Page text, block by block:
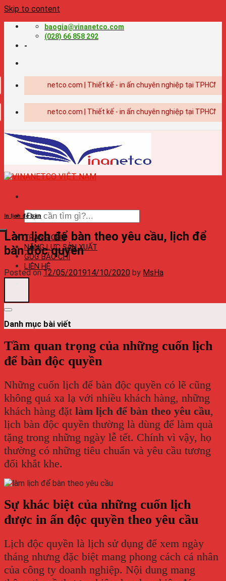
Skip to content
baogia@vinanetco.com
(028) 66 858 292
-
| Thiết kế - in ấn chuyên nghiệp tại TPHCM
| Thiết kế - in ấn chuyên nghiệp tại TPHCM
TRANG CHỦ
NĂNG LỰC SẢN XUẤT
GÓC BÁO CHÍ
LIÊN HỆ
In lịch để bàn
Làm lịch để bàn theo yêu cầu, lịch để
bàn độc quyền
Posted on12/05/201914/10/2020 by MsHa
Danh mục bài viết
Tầm quan trọng của những cuốn lịch
để bàn độc quyền
Những cuốn lịch để bàn độc quyền có lẽ cũng
không quá xa lạ với nhiều khách hàng, những
khách hàng đặt làm lịch để bàn theo yêu cầu,
lịch bàn độc quyền thường là dùng để làm quà
tặng trong những ngày lễ tết. Chính vì vậy, họ
thường có những tiêu chuẩn và yêu cầu tương
đối khắt khe.
Sự khác biệt của những cuốn lịch
được in ấn độc quyền theo yêu cầu
Lịch độc quyền là lịch sử dụng để xem ngày
tháng nhưng đặc biệt mang phong cách cá nhân
của công ty doanh nghiệp. Nội dung mang